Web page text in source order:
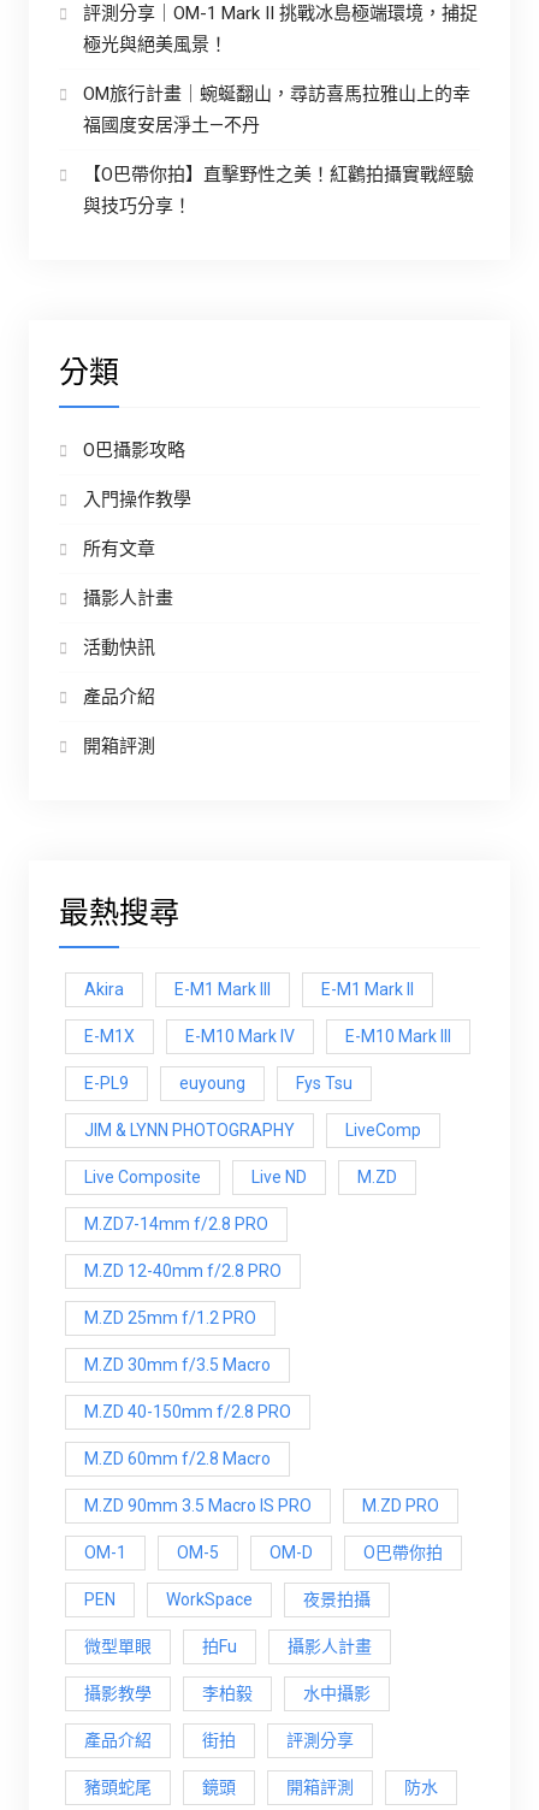
評測分享｜OM-1 Mark II 挑戰冰島極端環境，捕捉
極光與絕美風景！
OM旅行計畫｜蜿蜒翻山，尋訪喜馬拉雅山上的幸
福國度安居淨土—不丹
【O巴帶你拍】直擊野性之美！紅鸛拍攝實戰經驗
與技巧分享！
分類
O巴攝影攻略
入門操作教學
所有文章
攝影人計畫
活動快訊
產品介紹
開箱評測
最熱搜尋
Akira E-M1 Mark III E-M1 Mark ll
E-M1X E-M10 Mark IV E-M10 Mark lll
E-PL9 euyoung Fys Tsu
JIM & LYNN PHOTOGRAPHY LiveComp
Live Composite Live ND M.ZD
M.ZD7-14mm f/2.8 PRO
M.ZD 12-40mm f/2.8 PRO
M.ZD 25mm f/1.2 PRO
M.ZD 30mm f/3.5 Macro
M.ZD 40-150mm f/2.8 PRO
M.ZD 60mm f/2.8 Macro
M.ZD 90mm 3.5 Macro IS PRO M.ZD PRO
OM-1 OM-5 OM-D O巴帶你拍
PEN WorkSpace 夜景拍攝
微型單眼 拍Fu 攝影人計畫
攝影教學 李柏毅 水中攝影
產品介紹 街拍 評測分享
豬頭蛇尾 鏡頭 開箱評測 防水